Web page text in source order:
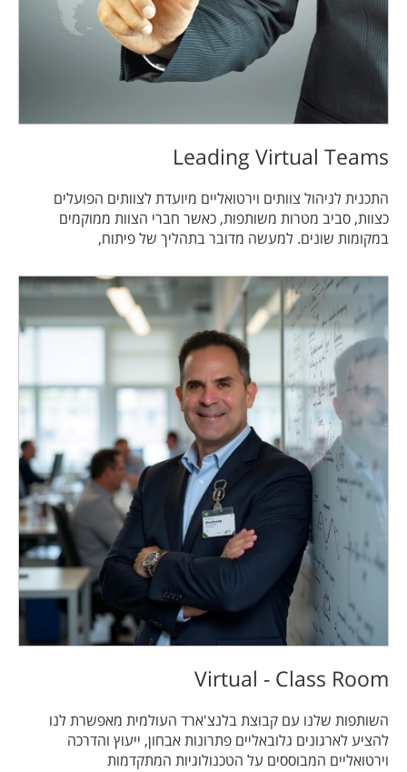
Leading Virtual Teams
התכנית לניהול צוותים וירטואליים מיועדת לצוותים הפועלים
כצוות, סביב מטרות משותפות, כאשר חברי הצוות ממוקמים
במקומות שונים. למעשה מדובר בתהליך של פיתוח,
Virtual - Class Room
השותפות שלנו עם קבוצת בלנצ'ארד העולמית מאפשרת לנו
להציע לארגונים גלובאליים פתרונות אבחון, ייעוץ והדרכה
וירטואליים המבוססים על הטכנולוגיות המתקדמות